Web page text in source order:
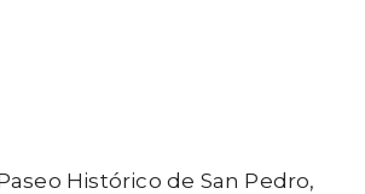
Histórico de San Pedro,